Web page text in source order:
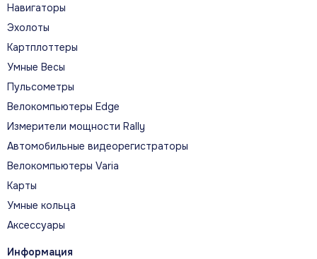
Навигаторы
Эхолоты
Картплоттеры
Умные Весы
Пульсометры
Велокомпьютеры Edge
Измерители мощности Rally
Автомобильные видеорегистраторы
Велокомпьютеры Varia
Карты
Умные кольца
Аксессуары
Информация